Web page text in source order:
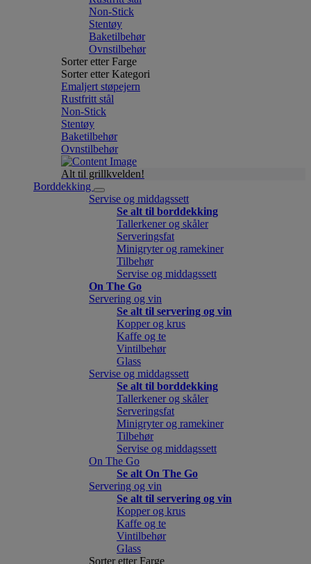
Non-Stick
Stentøy
Baketilbehør
Ovnstilbehør
Sorter etter Farge
Sorter etter Kategori
Emaljert støpejern
Rustfritt stål
Non-Stick
Stentøy
Baketilbehør
Ovnstilbehør
Alt til grillkvelden!
Borddekking
Servise og middagssett
Se alt til borddekking
Tallerkener og skåler
Serveringsfat
Minigryter og ramekiner
Tilbehør
Servise og middagssett
On The Go
Servering og vin
Se alt til servering og vin
Kopper og krus
Kaffe og te
Vintilbehør
Glass
Servise og middagssett
Se alt til borddekking
Tallerkener og skåler
Serveringsfat
Minigryter og ramekiner
Tilbehør
Servise og middagssett
On The Go
Se alt On The Go
Servering og vin
Se alt til servering og vin
Kopper og krus
Kaffe og te
Vintilbehør
Glass
Sorter etter Farge